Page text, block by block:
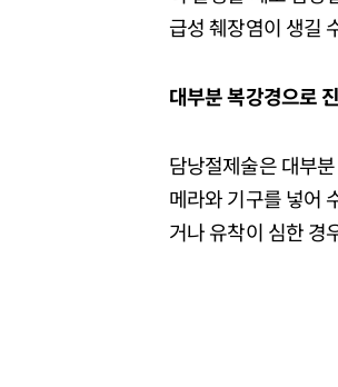
급성 췌장염이 생길
대부분 복강경으로
담낭절제술은 대부
메라와 기구를 넣어
거나 유착이 심한 경